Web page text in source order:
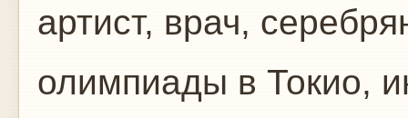
артист, врач,
олимпиады в Токио,